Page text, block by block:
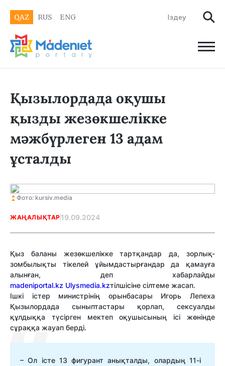
QAZ RUS ENG
Қызылордада оқушы
қызды жезөкшелікке
мәжбүрлеген 13 адам
ұсталды
Фото: kursiv.media
ЖАҢАЛЫҚТАР 19.09.2024
Қыз баланы жезөкшелікке тартқандар да, зорлық-
зомбылықты тікелей ұйымдастырғандар да қамауға
алынған, деп хабарлайды
madeniportal.kz Ulysmedia.kzтілшісіне сілтеме жасап.
Ішкі істер министрінің орынбасары Игорь Лепеха
Қызылордада сыныптастары қорлап, сексуалды
құлдыққа түсірген мектеп оқушысының ісі жөнінде
сұраққа жауап берді.
– Ол істе 13 фигурант анықталды, олардың 11-і